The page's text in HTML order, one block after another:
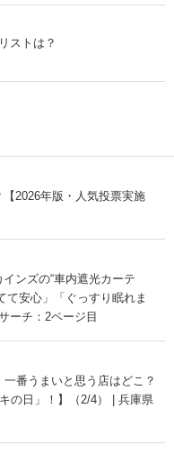
ストは？
2026年版・人気投票実施
ンズの“車内遮光カーテ
安心」「ぐっすり眠れま
ーチ：2ページ目
番うまいと思う店はどこ？
の日」！】（2/4） | 兵庫県